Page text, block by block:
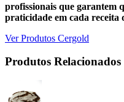
profissionais que garantem
praticidade em cada receita
Ver Produtos Cergold
Produtos Relacionados